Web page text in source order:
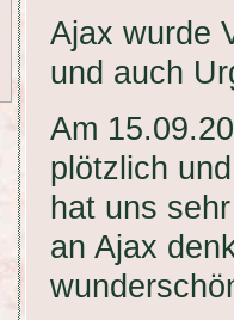
Ajax wurde
und auch
Am
plötzlich
hat uns
an Ajax